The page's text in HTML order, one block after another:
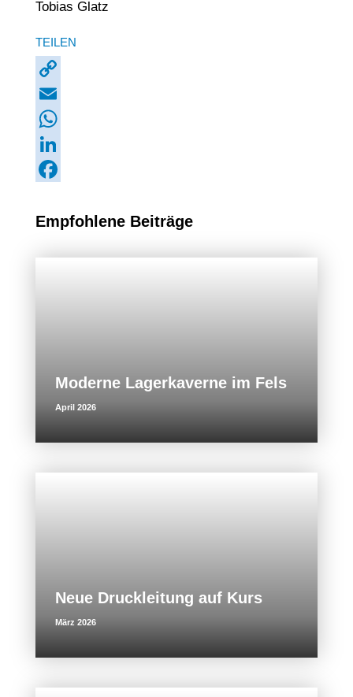
Tobias Glatz
TEILEN
Copy
Link
Email
WhatsApp
LinkedIn
Empfohlene Beiträge
Moderne Lagerkaverne im Fels
April 2026
Neue Druckleitung auf Kurs
März 2026